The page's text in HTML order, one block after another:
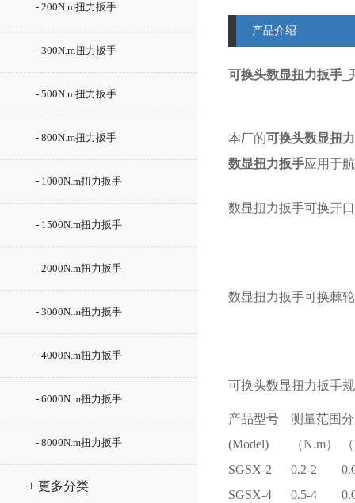
- 200N.m扭力扳手
- 300N.m扭力扳手
- 500N.m扭力扳手
- 800N.m扭力扳手
- 1000N.m扭力扳手
- 1500N.m扭力扳手
- 2000N.m扭力扳手
- 3000N.m扭力扳手
- 4000N.m扭力扳手
- 6000N.m扭力扳手
- 8000N.m扭力扳手
+ 更多分类
产品介绍
可换头数显扭力扳手_
本厂的可换头数显扭
数显扭力扳手应用于
数显扭力扳手可换开
数显扭力扳手可换棘
可换头数显扭力扳手
产品型号
(Model)
测量范围
（N.m）
SGSX-2
0.2-2
SGSX-4
0.5-4